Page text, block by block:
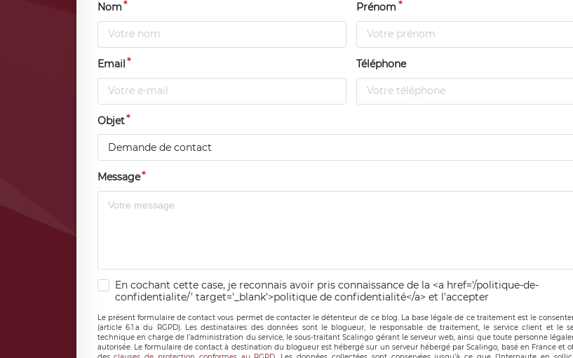
Nom Prénom
Email Téléphone
Objet
Demande de contact
Message
En cochant cette case, je reconnais avoir pris connaissance de la <a href='/politique-de-
confidentialite/' target='_blank'>politique de confidentialité</a> et l'accepter
Le présent formulaire de contact vous permet de contacter le détenteur de ce blog. La base légale de ce traitement est le
(article 6.1.a du RGPD). Les destinataires des données sont le blogueur, le responsable de traitement, le service client et le
technique en charge de l’administration du service, le sous-traitant Scalingo gérant le serveur web, ainsi que toute personne
autorisée. Le formulaire de contact à destination du blogueur est hébergé sur un serveur hébergé par Scalingo, basé en France et